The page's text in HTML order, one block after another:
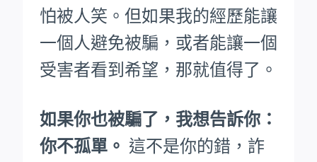
怕被人笑。 但如果我的經歷能讓
一個人避免被騙，或者能讓一個
受害者看到希望，那就值得了。
如果你也被騙了，我想告訴你：
你不孤單。 這不是你的錯，詐